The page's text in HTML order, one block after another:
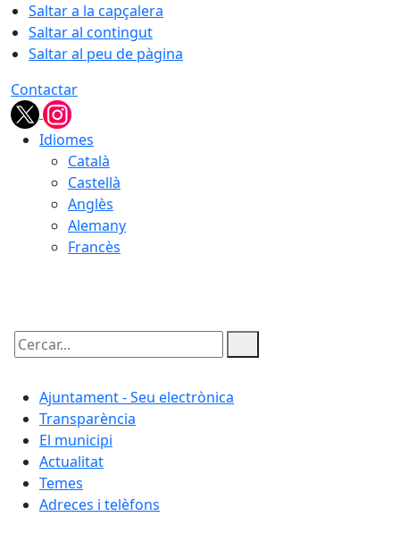
Saltar a la capçalera
Saltar al contingut
Saltar al peu de pàgina
Contactar
Idiomes
Català
Castellà
Anglès
Alemany
Francès
Cercar:
Ajuntament - Seu electrònica
Transparència
El municipi
Actualitat
Temes
Adreces i telèfons